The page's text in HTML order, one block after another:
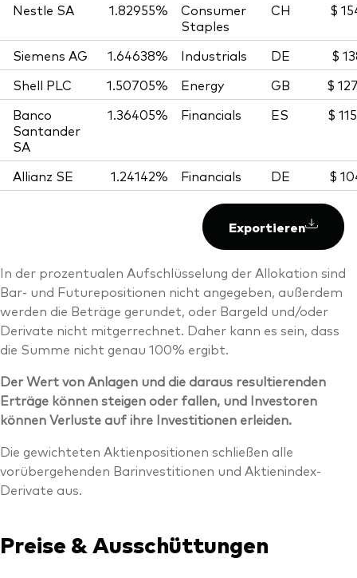
Nestle SA 1.82955%
Consumer
Staples
CH $
Siemens AG 1.64638% Industrials DE
$
Shell PLC
1.50705% Energy GB
$
Banco
Santander
SA
1.36405% Financials ES $
Allianz SE 1.24142% Financials DE $
Exportieren
In der prozentualen Aufschlüsselung der Allokation sind
Bar- und Futurepositionen nicht angegeben, außerdem
werden die Beträge gerundet, oder Bargeld und/oder
Derivate nicht mitgerrechnet. Daher kann es sein, dass
die Summe nicht genau 100% ergibt.
Der Wert von Anlagen und die daraus resultierenden
Erträge können steigen oder fallen, und Investoren
können Verluste auf ihre Investitionen erleiden.
Die gewichteten Aktienpositionen schließen alle
vorübergehenden Barinvestitionen und Aktienindex-
Derivate aus.
Preise & Ausschüttungen